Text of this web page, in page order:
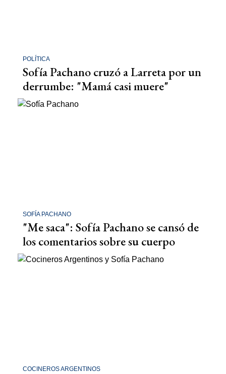
POLÍTICA
Sofía Pachano cruzó a Larreta por un
derrumbe: "Mamá casi muere"
SOFÍA PACHANO
"Me saca": Sofía Pachano se cansó de
los comentarios sobre su cuerpo
COCINEROS ARGENTINOS